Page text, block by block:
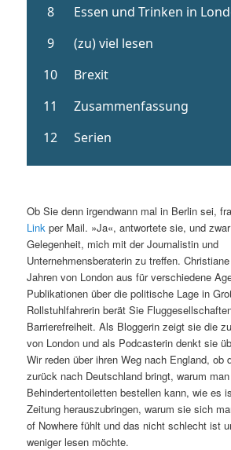
Ob Sie denn irgendwann mal in Berlin sei,
Link per Mail. »Ja«, antwortete sie, und
Gelegenheit, mich mit der Journalistin und
Unternehmensberaterin zu treffen.
Jahren von London aus für verschiedene
Publikationen über die politische Lage in
Rollstuhlfahrerin berät Sie
Barrierefreiheit. Als Bloggerin zeigt sie die
von London und als Podcasterin denkt sie
Wir reden über ihren Weg nach England, ob
zurück nach Deutschland bringt, warum
Behindertentoiletten bestellen kann, wie es
Zeitung herauszubringen, warum sie sich
of Nowhere fühlt und das nicht schlecht ist
weniger lesen möchte.